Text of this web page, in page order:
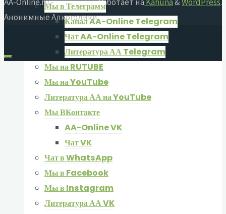
Мы в Телеграмм
Канал AA-Online Telegram
Чат AA-Online Telegram
Литература АА Telegram
Мы на RUTUBE
Мы на YouTube
Литература АА на YouTube
Мы ВКонтакте
AA-Online VK
Чат VK
Чат в WhatsApp
Мы в Facebook
Мы в Instagram
Литература АА VK
Анонимные Алкоголики